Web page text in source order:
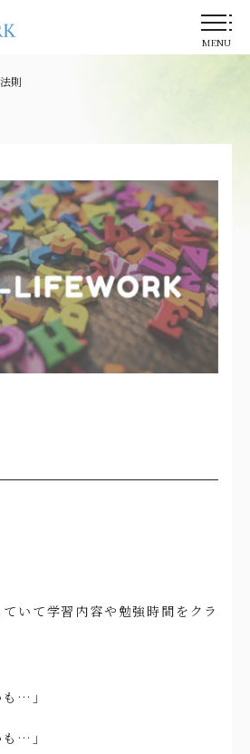
MENU
則
いて学習内容や勉強時間をクラ
…」
…」